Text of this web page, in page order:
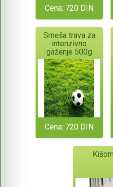
Cena: 720 DIN
Smeša trava za
intenzivno
gaženje 500g
Cena: 720 DIN